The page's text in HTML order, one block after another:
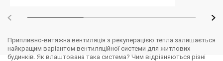
Припливно-витяжна вентиляція з рекуперацією тепла залишається
найкращим варіантом вентиляційної системи для житлових
будинків. Як влаштована така система? Чим відрізняються різні